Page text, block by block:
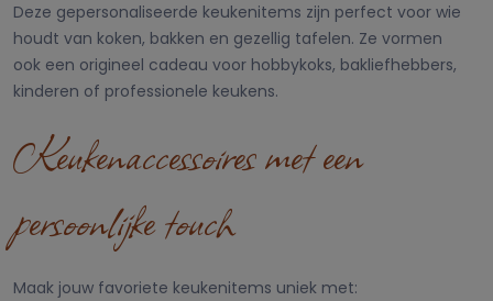
Deze gepersonaliseerde keukenitems zijn perfect voor wie
houdt van koken, bakken en gezellig tafelen. Ze vormen
ook een origineel cadeau voor hobbykoks, bakliefhebbers,
kinderen of professionele keukens.
Keukenaccessoires met een
persoonlijke touch
Maak jouw favoriete keukenitems uniek met: